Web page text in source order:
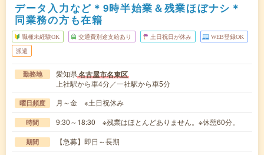
データ入力など＊9時半始業＆残業ほぼナシ＊
同業務の方も在籍
職種未経験OK 交通費別途支給あり 土日祝日が休み WEB登録OK
派遣
勤務地 愛知県名古屋市名東区
上社駅から車4分／一社駅から車5分
曜日頻度 月～金 ※土日祝休み
時間 9:30～18:30 ※残業はほとんどありません。※休憩60分。
期間 【急募】即日～長期